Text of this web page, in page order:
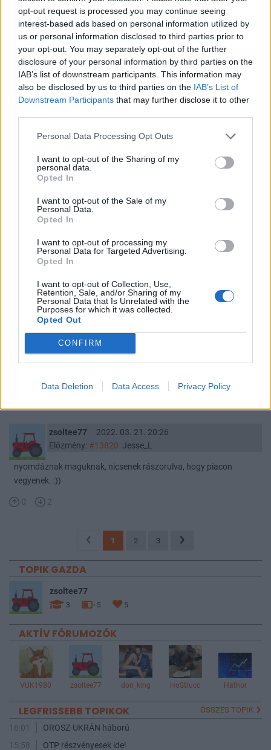
opt-out request is processed you may continue seeing
interest-based ads based on personal information utilized by
us or personal information disclosed to third parties prior to
your opt-out. You may separately opt-out of the further
disclosure of your personal information by third parties on the
IAB’s list of downstream participants. This information may
also be disclosed by us to third parties on the IAB’s List of
Downstream Participants that may further disclose it to other
Personal Data Processing Opt Outs
I want to opt-out of the Sharing of my
personal data.
Opted In
I want to opt-out of the Sale of my
Personal Data.
Opted In
I want to opt-out of processing my
Personal Data for Targeted Advertising.
Opted In
I want to opt-out of Collection, Use,
Retention, Sale, and/or Sharing of my
Personal Data that Is Unrelated with the
Purposes for which it was collected.
Opted Out
CONFIRM
Data Deletion Data Access Privacy Policy
Jesse_L
2022. 03. 22. 15:59
Előzmény:#13823Muszka1
Gyerünk Hajnal Zs. húzd meg a végét! :D
1 0
VUK1980
2022. 03. 22. 15:55
Előzmény:#13823Muszka1
Hoppá!!! Breaking!!!!!
https://index.hu/kultur/2022/03/22/az-asvanyviznel-is-tisztabb-
budapest-ivovizkeszlete/
1
Muszka1
2022. 03. 22. 07:25
Előzmény:#13821zsoltee77
1
VUK1980
2022. 03. 21. 21:02
Előzmény: #13820
Ma mar nem adnak ezert pe zt!:( Max. ha tenyleg megb@@@#od
a nőt amíg nincs otthon ....a ..
zsoltee77
2022. 03. 21. 20:26
Előzmény: #13820 Jesse_L
nyomdáznak maguknak, nicsenek rászorulva, hogy piacon
vegyenek. :))
0 2
1 2 3
TOPIK GAZDA
zsoltee77
3 5 5
AKTÍV FÓRUMOZÓK
VUK1980 zsoltee77 don_king HoStrucc Hathor
LEGFRISSEBB TOPIKOK ÖSSZES TOPIK
16:01
OROSZ-UKRÁN háború
15:58
OTP részvényesek ide!